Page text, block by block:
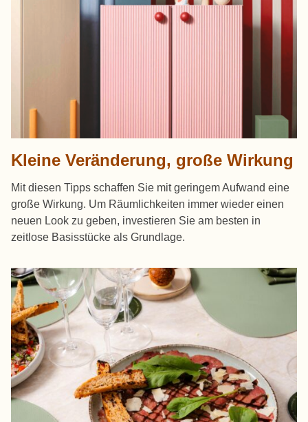
Kleine Veränderung, große Wirkung
Mit diesen Tipps schaffen Sie mit geringem Aufwand eine
große Wirkung. Um Räumlichkeiten immer wieder einen
neuen Look zu geben, investieren Sie am besten in
zeitlose Basisstücke als Grundlage.